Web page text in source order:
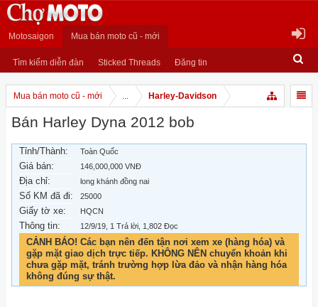
Motosaigon Mua bán moto cũ - mới
Tìm kiếm diễn đàn Sticked Threads Đăng tin
Mua bán moto cũ - mới ... Harley-Davidson
Bán Harley Dyna 2012 bob
Tỉnh/Thành: Toàn Quốc
Giá bán: 146,000,000 VNĐ
Địa chỉ: long khánh đồng nai
Số KM đã đi: 25000
Giấy tờ xe: HQCN
Thông tin: 12/9/19 , 1 Trả lời, 1,802 Đọc
CẢNH BÁO! Các bạn nên đến tận nơi xem xe (hàng hóa) và
gặp mặt giao dịch trực tiếp. KHÔNG NÊN chuyển khoản khi
chưa gặp mặt, tránh trường hợp lừa đảo và nhận hàng hóa
không đúng sự thật.